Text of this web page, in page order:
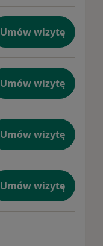
Umów wizytę
Umów wizytę
Umów wizytę
Umów wizytę